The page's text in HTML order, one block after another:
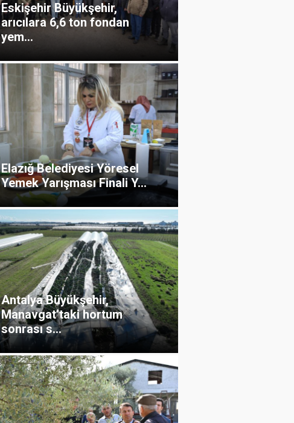
Eskişehir Büyükşehir,
arıcılara 6,6 ton fondan
yem...
Elazığ Belediyesi Yöresel
Yemek Yarışması Finali Y...
Antalya Büyükşehir,
Manavgat’taki hortum
sonrası s...